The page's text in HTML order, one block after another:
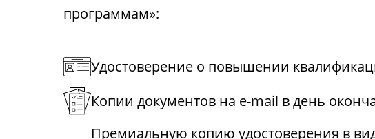
программам»:
Удостоверение о повышении
Копии документов на e-mail в день
Премиальную копию удостоверения в